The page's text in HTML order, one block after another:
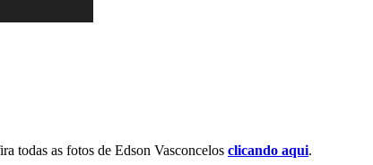
todas as fotos de Edson Vasconcelos clicando aqui.